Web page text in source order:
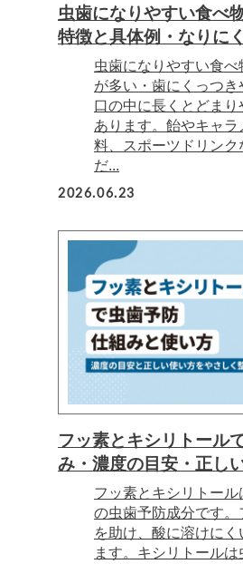
虫歯になりやすい食べ
特徴と具体例・なりに
虫歯になりやすい食
が多い・歯にくっつき
口の中に長くとどま
あります。飴やキャ
料、スポーツドリン
だ...
2026.06.23
フッ素とキシリトール
み・濃度の目安・正し
フッ素とキシリトー
の虫歯予防成分です
を助け、酸に溶けにく
ます。キシリトールは